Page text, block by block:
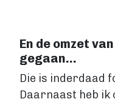
En de omzet
gegaan…
Die is inderdaad
Daarnaast heb ik